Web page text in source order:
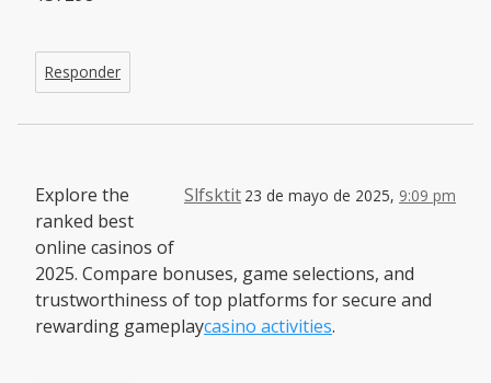
Responder
Slfsktit 23 de mayo de 2025, 9:09 pm
Explore the
ranked best
online casinos of
2025. Compare bonuses, game selections, and
trustworthiness of top platforms for secure and
rewarding gameplaycasino activities.